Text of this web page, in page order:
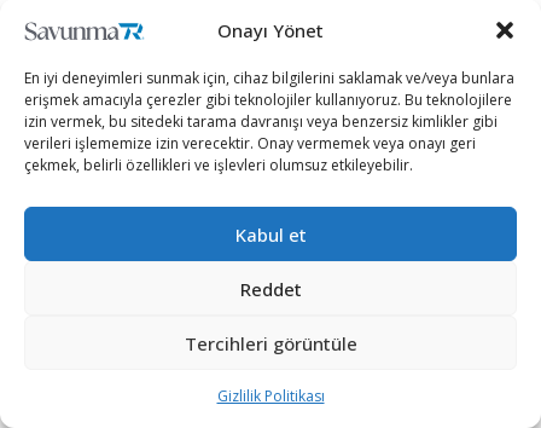
Onayı Yönet
En iyi deneyimleri sunmak için, cihaz bilgilerini saklamak ve/veya bunlara
erişmek amacıyla çerezler gibi teknolojiler kullanıyoruz. Bu teknolojilere
izin vermek, bu sitedeki tarama davranışı veya benzersiz kimlikler gibi
verileri işlememize izin verecektir. Onay vermemek veya onayı geri
çekmek, belirli özellikleri ve işlevleri olumsuz etkileyebilir.
Kabul et
Reddet
Tercihleri görüntüle
Gizlilik Politikası
Özellikle deprem sonrası bölgelerde, yüzeyde
meydana gelen değişikliklerin haritalandırılması
için kullanılabilir.
Okyanus ve Dalga Dinamikleri:Okyanus
yüzeyindeki dalga hareketleri ve akıntılar SAR ile
izlenebilir. Bu bilgiler, deniz taşımacılığı, petrol
platformları ve diğer denizcilik operasyonları için
Ticari ve Endüstriyel Kullanımlar:
kullanılır hale gelmiştir.
Doğal Kaynak Araştırmaları: